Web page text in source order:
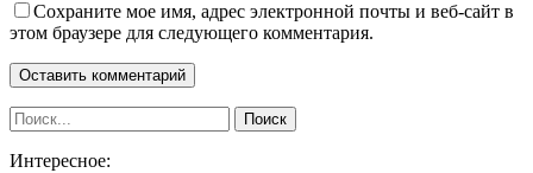
Сохраните мое имя, адрес электронной почты и веб-сайт в
этом браузере для следующего комментария.
Интересное: